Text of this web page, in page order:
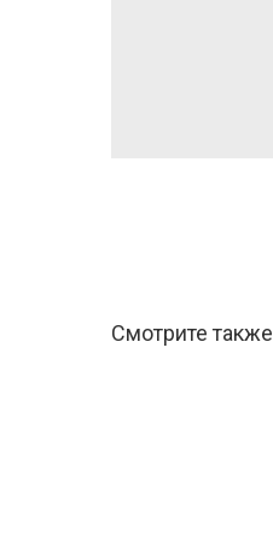
Смотрите также